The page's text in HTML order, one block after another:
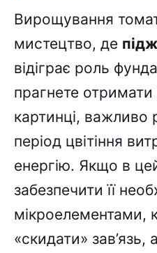
Вирощування
мистецтво, де
відіграє роль
прагнете
картинці, важливо
період цвітіння
енергію. Якщо в
забезпечити її
мікроелементами,
«скидати»